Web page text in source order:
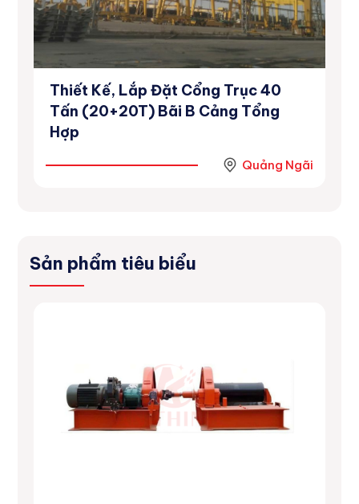
Thiết Kế, Lắp Đặt Cổng Trục 40
Tấn (20+20T) Bãi B Cảng Tổng
Hợp
Quảng Ngãi
Sản phẩm tiêu biểu